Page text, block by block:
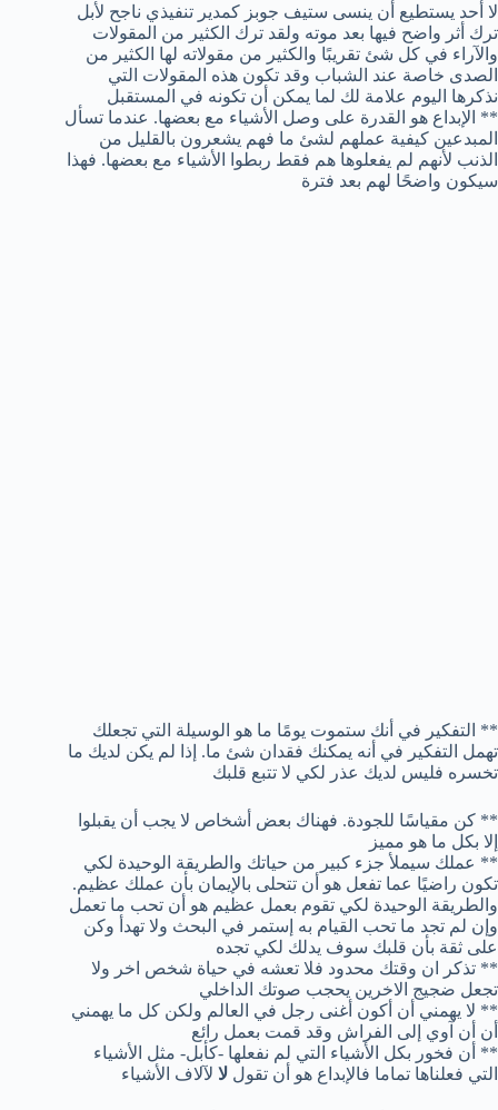
لا أحد يستطيع أن ينسى ستيف جوبز كمدير تنفيذي ناجح لأبل
ترك أثر واضح فيها بعد موته ولقد ترك الكثير من المقولات
والآراء في كل شئ تقريبًا والكثير من مقولاته لها الكثير من
الصدى خاصة عند الشباب وقد تكون هذه المقولات التي
نذكرها اليوم علامة لك لما يمكن أن تكونه في المستقبل
** الإبداع هو القدرة على وصل الأشياء مع بعضها. عندما تسأل
المبدعين كيفية عملهم لشئ ما فهم يشعرون بالقليل من
الذنب لأنهم لم يفعلوها هم فقط ربطوا الأشياء مع بعضها. فهذا
سيكون واضحًا لهم بعد فترة
** التفكير في أنك ستموت يومًا ما هو الوسيلة التي تجعلك
تهمل التفكير في أنه يمكنك فقدان شئ ما. إذا لم يكن لديك ما
تخسره فليس لديك عذر لكي لا تتبع قلبك
** كن مقياسًا للجودة. فهناك بعض أشخاص لا يجب أن يقبلوا
إلا بكل ما هو مميز
** عملك سيملأ جزء كبير من حياتك والطريقة الوحيدة لكي
تكون راضيًا عما تفعل هو أن تتحلى بالإيمان بأن عملك عظيم.
والطريقة الوحيدة لكي تقوم بعمل عظيم هو أن تحب ما تعمل
وإن لم تجد ما تحب القيام به إستمر في البحث ولا تهدأ وكن
على ثقة بأن قلبك سوف يدلك لكي تجده
** تذكر ان وقتك محدود فلا تعشه في حياة شخص اخر ولا
تجعل ضجيج الاخرين يحجب صوتك الداخلي
** لا يهمني أن أكون أغنى رجل في العالم ولكن كل ما يهمني
أن أن آوي إلى الفراش وقد قمت بعمل رائع
** أن فخور بكل الأشياء التي لم نفعلها -كأبل- مثل الأشياء
التي فعلناها تماما فالإبداع هو أن تقول لا لآلاف الأشياء